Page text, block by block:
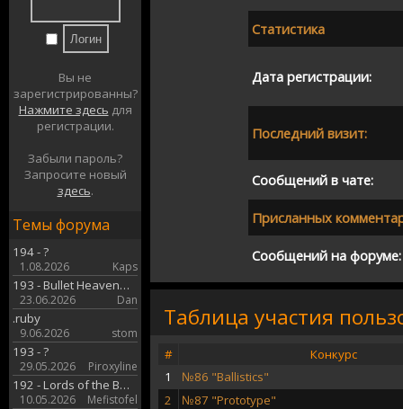
Вы не
зарегистрированны?
Нажмите здесь для
регистрации.
Забыли пароль?
Запросите новый
здесь.
Темы форума
194 - ?
1.08.2026 Kaps
193 - Bullet Heaven…
23.06.2026 Dan
.ruby
9.06.2026 stom
193 - ?
29.05.2026 Piroxyline
192 - Lords of the B…
10.05.2026 Mefistofel
Статистика
Дата регистрации:
Последний визит:
Сообщений в чате:
Присланных
Сообщений на форуме:
Таблица участия
#
Конкурс
1
№86 "Ballistics"
2
№87 "Prototype"